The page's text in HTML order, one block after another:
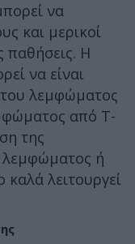
να
και μερικοί
παθήσεις. Η
να είναι
λεμφώματος
από Τ-
της
ή
λειτουργεί